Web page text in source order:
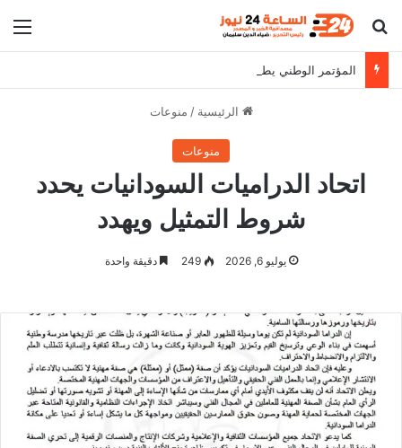
بحث عن
المؤتمر الوطني يطالب البرهان بالثبات على مواقفه
الرئيسية / منوعات
منوعات
اتحاد الدراميات السودانيات يحدد
شروط التمثيل ويهدد
يوليو 6, 2026 249 دقيقة واحدة